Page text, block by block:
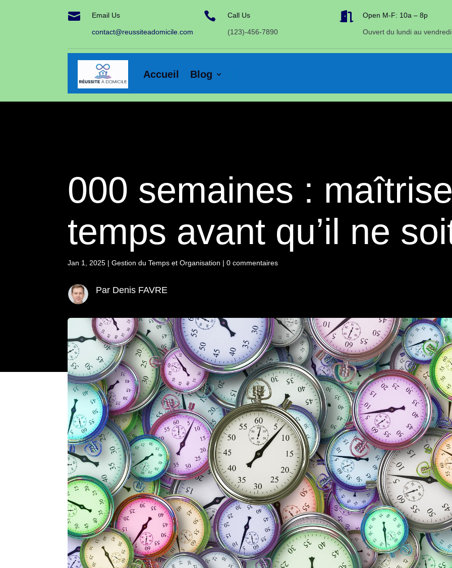
 Email Us
contact@reussiteadomicile.com
 Call Us
(123)-456-7890
 Open M-F: 10a – 8p
Ouvert du lundi au vendredi
Accueil Blog
000 semaines :
temps avant qu’il ne
Jan 1, 2025 |Gestion du Temps et Organisation |0 commentaires
Par Denis FAVRE